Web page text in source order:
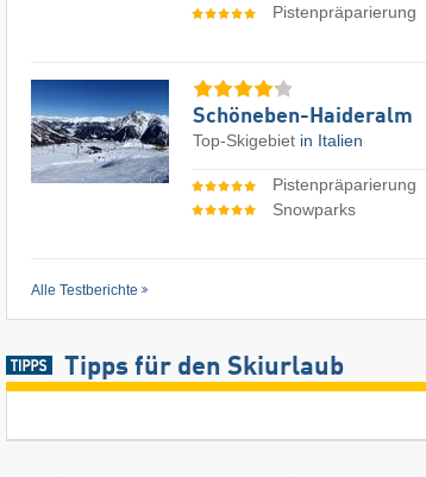
Pistenpräparierung
Schöneben-Haideralm
Top-Skigebiet in Italien
Pistenpräparierung
Snowparks
Alle Testberichte
Tipps für den Skiurlaub